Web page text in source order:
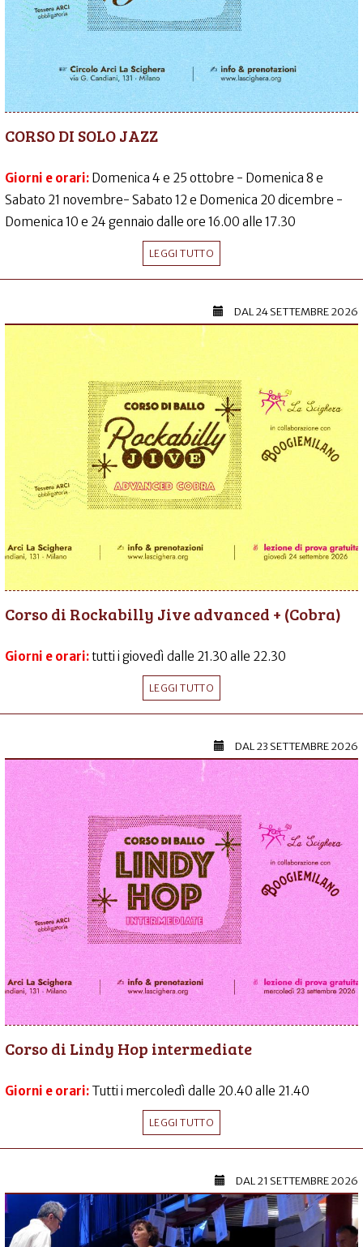
CORSO DI SOLO JAZZ
Giorni e orari: Domenica 4 e 25 ottobre - Domenica 8 e
Sabato 21 novembre- Sabato 12 e Domenica 20 dicembre -
Domenica 10 e 24 gennaio dalle ore 16.00 alle 17.30
LEGGI TUTTO
DAL24 SETTEMBRE 2026
Corso di Rockabilly Jive advanced + (Cobra)
Giorni e orari:tutti i giovedì dalle 21.30 alle 22.30
LEGGI TUTTO
DAL23 SETTEMBRE 2026
Corso di Lindy Hop intermediate
Giorni e orari: Tutti i mercoledì dalle 20.40 alle 21.40
LEGGI TUTTO
DAL21 SETTEMBRE 2026